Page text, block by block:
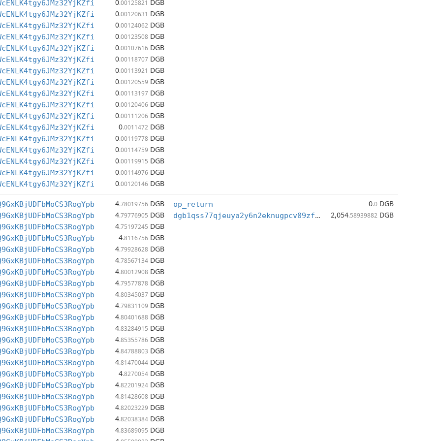
0.00125821 DGB
0.00120631 DGB
0.00124062 DGB
0.00123508 DGB
0.00107616 DGB
0.00118707 DGB
0.00113921 DGB
0.00120559 DGB
0.00113197 DGB
0.00120406 DGB
0.00111206 DGB
0.0011472 DGB
0.00119778 DGB
0.00114759 DGB
0.00119915 DGB
0.00114976 DGB
0.00120146 DGB
4.78019756 DGB
4.79776905 DGB
4.75197245 DGB
4.8116756 DGB
4.79928628 DGB
4.78567134 DGB
4.80012908 DGB
4.79577878 DGB
4.80345037 DGB
4.79831109 DGB
4.80401688 DGB
4.83284915 DGB
4.85355786 DGB
4.84788803 DGB
4.81470044 DGB
4.8270054 DGB
4.82201924 DGB
4.81428608 DGB
4.82023229 DGB
4.82038384 DGB
4.83689095 DGB
op_return 0.0 DGB
dgb1qss77qjeuya2y6n2eknugpcv09zfp0c6hapnwya
2,054.58939882 DGB